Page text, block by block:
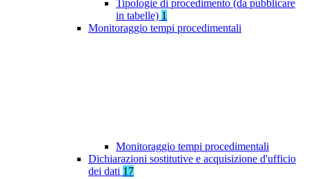
Tipologie di procedimento (da pubblicare
in tabelle) 1
Monitoraggio tempi procedimentali
Monitoraggio tempi procedimentali
Dichiarazioni sostitutive e acquisizione d'ufficio
dei dati 17